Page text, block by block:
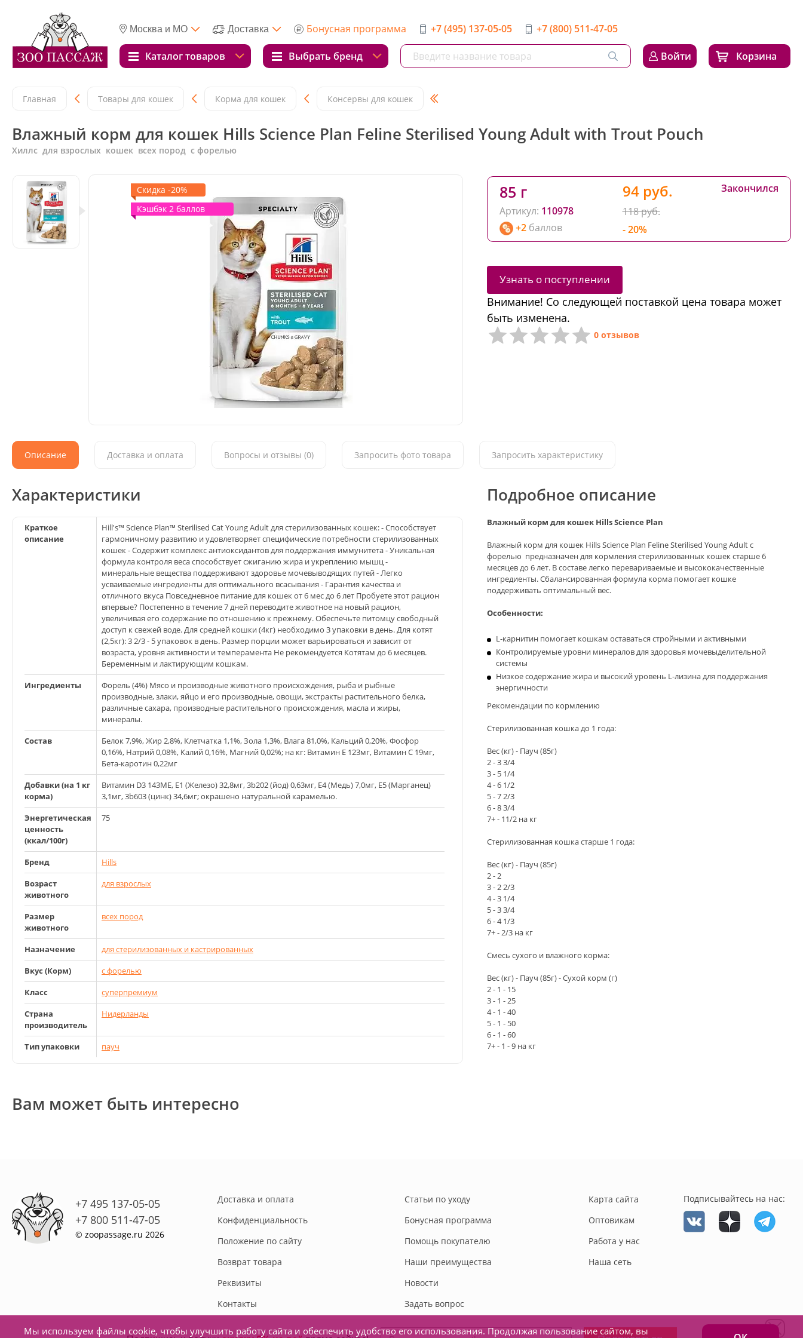
Москва и МО Доставка Бонусная программа +7 (495) 137-05-05 +7 (800) 511-47-05
Каталог товаров Выбрать бренд Войти Корзина
Главная Товары для кошек Корма для кошек Консервы для кошек
Влажный корм для кошек Hills Science Plan Feline Sterilised Young Adult with Trout Pouch
Хиллс для взрослых кошек всех пород с форелью
Скидка -20%
Кэшбэк 2 баллов
85 г
Артикул: 110978
+2 баллов
94 руб.
118 руб.
- 20%
Закончился
Узнать о поступлении
Внимание! Со следующей поставкой цена товара может
быть изменена.
0 отзывов
Описание Доставка и оплата Вопросы и отзывы (0) Запросить фото товара Запросить характеристику
Характеристики
Краткое
описание
Hill's™ Science Plan™ Sterilised Cat Young Adult для стерилизованных кошек: - Способствует
гармоничному развитию и удовлетворяет специфические потребности стерилизованных
кошек - Содержит комплекс антиоксидантов для поддержания иммунитета - Уникальная
формула контроля веса способствует сжиганию жира и укреплению мышц -
минеральные вещества поддерживают здоровье мочевыводящих путей - Легко
усваиваемые ингредиенты для оптимального всасывания - Гарантия качества и
отличного вкуса Повседневное питание для кошек от 6 мес до 6 лет Пробуете этот рацион
впервые? Постепенно в течение 7 дней переводите животное на новый рацион,
увеличивая его содержание по отношению к прежнему. Обеспечьте питомцу свободный
доступ к свежей воде. Для средней кошки (4кг) необходимо 3 упаковки в день. Для котят
(2,5кг): 3 2/3 - 5 упаковок в день. Размер порции может варьироваться и зависит от
возраста, уровня активности и темперамента Не рекомендуется Котятам до 6 месяцев.
Беременным и лактирующим кошкам.
Ингредиенты
Форель (4%) Мясо и производные животного происхождения, рыба и рыбные
производные, злаки, яйцо и его производные, овощи, экстракты растительного белка,
различные сахара, производные растительного происхождения, масла и жиры,
минералы.
Состав
Белок 7,9%, Жир 2,8%, Клетчатка 1,1%, Зола 1,3%, Влага 81,0%, Кальций 0,20%, Фосфор
0,16%, Натрий 0,08%, Калий 0,16%, Магний 0,02%; на кг: Витамин E 123мг, Витамин С 19мг,
Бета-каротин 0,22мг
Добавки (на 1 кг
корма)
Витамин D3 143МЕ, E1 (Железо) 32,8мг, 3b202 (йод) 0,63мг, E4 (Медь) 7,0мг, E5 (Марганец)
3,1мг, 3b603 (цинк) 34,6мг; окрашено натуральной карамелью.
Энергетическая
ценность
(ккал/100г)
75
Бренд
Hills
Возраст
животного
для взрослых
Размер
животного
всех пород
Назначение
для стерилизованных и кастрированных
Вкус (Корм)
с форелью
Класс
суперпремиум
Страна
производитель
Нидерланды
Тип упаковки пауч
Подробное описание
Влажный корм для кошек Hills Science Plan
Влажный корм для кошек Hills Science Plan Feline Sterilised Young Adult с
форелью предназначен для кормления стерилизованных кошек старше 6
месяцев до 6 лет. В составе легко перевариваемые и высококачественные
ингредиенты. Сбалансированная формула корма помогает кошке
поддерживать оптимальный вес.
Особенности:
L-карнитин помогает кошкам оставаться стройными и активными
Контролируемые уровни минералов для здоровья мочевыделительной
системы
Низкое содержание жира и высокий уровень L-лизина для поддержания
энергичности
Рекомендации по кормлению
Стерилизованная кошка до 1 года:
Вес (кг) - Пауч (85г)
2 - 3 3/4
3 - 5 1/4
4 - 6 1/2
5 - 7 2/3
6 - 8 3/4
7+ - 11/2 на кг
Стерилизованная кошка старше 1 года:
Вес (кг) - Пауч (85г)
2 - 2
3 - 2 2/3
4 - 3 1/4
5 - 3 3/4
6 - 4 1/3
7+ - 2/3 на кг
Смесь сухого и влажного корма:
Вес (кг) - Пауч (85г) - Сухой корм (г)
2 - 1 - 15
3 - 1 - 25
4 - 1 - 40
5 - 1 - 50
6 - 1 - 60
7+ - 1 - 9 на кг
Вам может быть интересно
+7 495 137-05-05
+7 800 511-47-05
© zoopassage.ru 2026
Доставка и оплата
Конфиденциальность
Положение по сайту
Возврат товара
Реквизиты
Контакты
Статьи по уходу
Бонусная программа
Помощь покупателю
Наши преимущества
Новости
Задать вопрос
Карта сайта
Оптовикам
Работа у нас
Наша сеть
Подписывайтесь на нас:
Мы используем файлы cookie, чтобы улучшить работу сайта и обеспечить удобство его использования. Продолжая пользование сайтом, вы